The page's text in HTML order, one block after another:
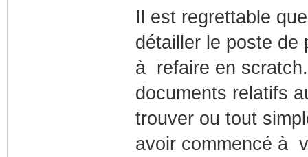
Il est regrettable
détailler le poste
à refaire en
documents relatifs
trouver ou tout
avoir commencé à